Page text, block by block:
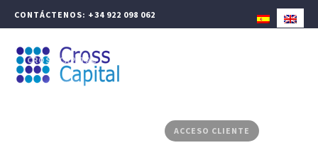
CONTÁCTENOS: +34 922 098 062
CROSS CAPITAL
ACCESO CLIENTE